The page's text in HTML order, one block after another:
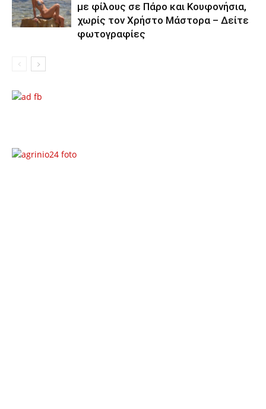
με φίλους σε Πάρο και Κουφονήσια,
χωρίς τον Χρήστο Μάστορα – Δείτε
φωτογραφίες